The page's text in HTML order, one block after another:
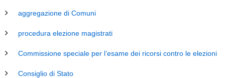
aggregazione di Comuni
procedura elezione magistrati
Commissione speciale per l’esame dei ricorsi contro le elezioni
Consiglio di Stato